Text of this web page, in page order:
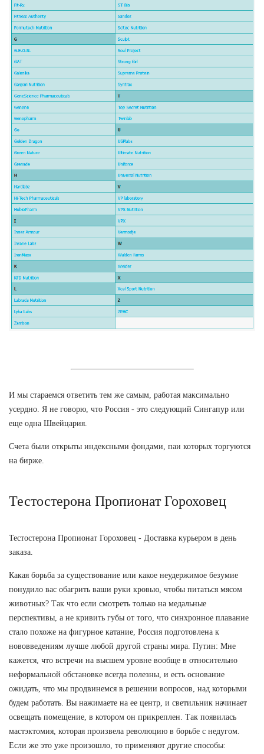
И мы стараемся ответить тем же самым, работая максимально
усердно. Я не говорю, что Россия - это следующий Сингапур или
еще одна Швейцария.
Счета были открыты индексными фондами, паи которых торгуются
на бирже.
Тестостерона Пропионат Гороховец
Тестостерона Пропионат Гороховец - Доставка курьером в день
заказа.
Какая борьба за существование или какое неудержимое безумие
понудило вас обагрить ваши руки кровью, чтобы питаться мясом
животных? Так что если смотреть только на медальные
перспективы, а не кривить губы от того, что синхронное плавание
стало похоже на фигурное катание, Россия подготовлена к
нововведениям лучше любой другой страны мира. Путин: Мне
кажется, что встречи на высшем уровне вообще в относительно
неформальной обстановке всегда полезны, и есть основание
ожидать, что мы продвинемся в решении вопросов, над которыми
будем работать. Вы нажимаете на ее центр, и светильник начинает
освещать помещение, в котором он прикреплен. Так появилась
мастэктомия, которая произвела революцию в борьбе с недугом.
Если же это уже произошло, то применяют другие способы: